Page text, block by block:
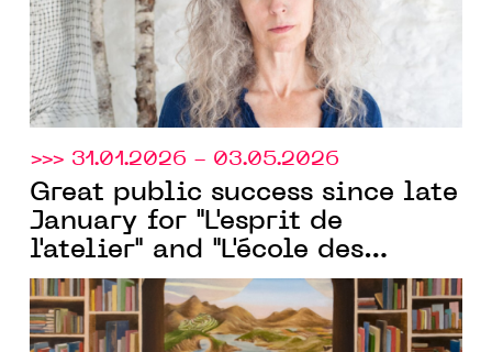
>>> 31.01.2026 - 03.05.2026
Great public success since late
January for "L'esprit de
l'atelier" and "L'école des
beaux-arts de Montpellier," the
two exhibitions organized by
MO.CO.